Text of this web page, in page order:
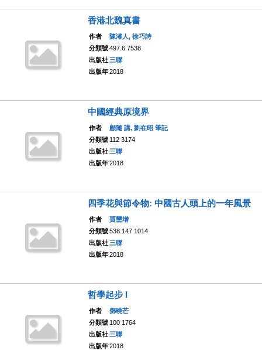
香港北魏真書
作者
陳濬人, 徐巧詩
分類號497.6 7538
出版社 三聯
出版年2018
中國經典原境界
作者
顧隨 講, 劉在昭 筆記
分類號 112 3174
出版社 三聯
出版年2018
四季花與節令物: 中國古人頭上的一年風景
作者
賈壐增
分類號538.147 1014
出版社 三聯
出版年2018
哲學起步 I
作者
鄧曉芒
分類號 100 1764
出版社 三聯
出版年2018